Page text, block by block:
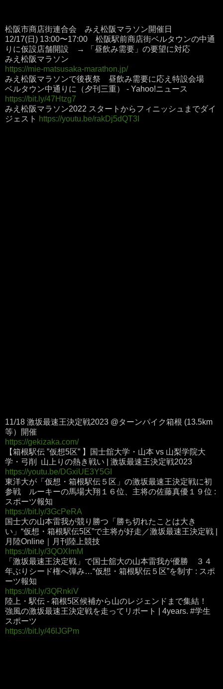
松阪市商店街連合会 みえ松阪マラソン開催日
12/17(日) 13:00〜17:00 松阪駅前商店街ベルタウンの中通
りに仮設店舗開設 → 「昼飲み需要」の要望に対応
みえ松阪マラソン
https://mie-matsusaka-marathon.jp/
みえ松阪マラソンで後夜祭 昼飲み需要に応え特設会場
ベルタウン中通りに（夕刊三重） - Yahoo!ニュース
https://bit.ly/47Htzg7
みえ松阪マラソン2022 スタートからフィニッシュまでダイ
ジェスト https://youtu.be/rakDj5dQT3I
11/18 激坂最速王決定戦2023 @ターンパイク箱根 (13.5km
等）開催
https://gekizaka.com/
【箱根駅伝 ”仮想5区” 】国士舘大学・山本 vs 山梨学院大
学・弓削 山上りの熱き戦い | 激坂最速王決定戦2023
https://youtu.be/DGxiUE3Y5GI
東洋大が「仮想・箱根駅伝５区」の激坂最速王決定戦に初
参戦 ルーキーの馬場大翔１６位、主将の佐藤真優１９位 :
スポーツ報知
https://bit.ly/3GcPeRA
国士大の山本雷我が競り勝つ「勝ち切れたことは大き
い」“仮想・箱根駅伝5区”で主将が好走／激坂最速王決定戦 |
月陸Online｜月刊陸上競技
https://bit.ly/3QOXImM
「激坂最速王決定戦」で国士舘大の山本雷我が優勝 ３４
年ぶりシード権へ弾み…“仮想・箱根駅伝５区”を制す : スポ
ーツ報知
https://bit.ly/3QRnkiV
陸上・駅伝 - 箱根5区候補から山のレジェンドまで集結！
強風の激坂最速王決定戦を走ってリポート | 4years. #学生
スポーツ
https://bit.ly/46lJGPm